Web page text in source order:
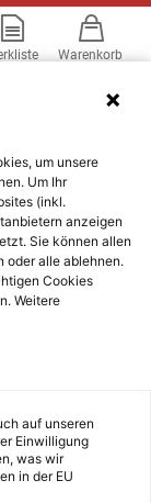
Warenkorb
um unsere
Um Ihr
(inkl.
anzeigen
Sie können allen
oder alle ablehnen.
Cookies
Weitere
auf unseren
Einwilligung
was wir
in der EU